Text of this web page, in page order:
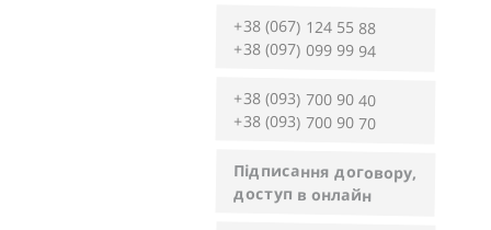
+38 (067) 124 55 88
+38 (097) 099 99 94
+38 (093) 700 90 40
+38 (093) 700 90 70
Підписання договору,
доступ в онлайн